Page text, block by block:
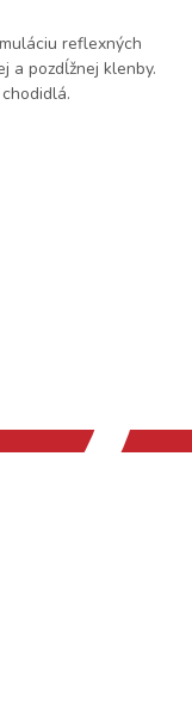
reflexných
a pozdĺžnej klenby.